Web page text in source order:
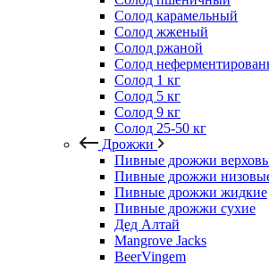
Солод карамельный
Солод жженый
Солод ржаной
Солод
Солод 1 кг
Солод 5 кг
Солод 9 кг
Солод 25-50 кг
Дрожжи
Пивные дрожжи
Пивные дрожжи
Пивные дрожжи жидкие
Пивные дрожжи сухие
Дед Алтай
Mangrove Jacks
BeerVingem